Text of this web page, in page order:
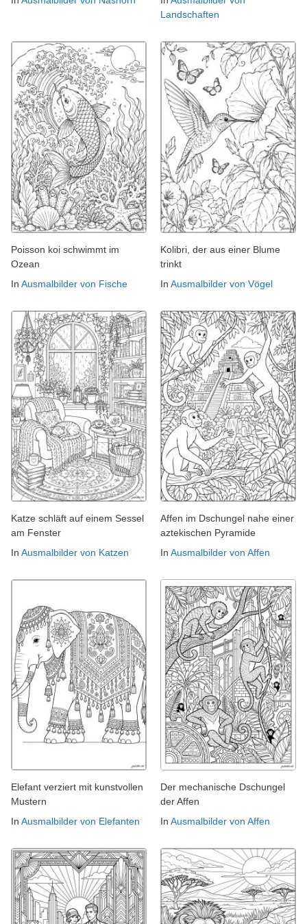
Landschaften
Poisson koi schwimmt im
Ozean
In Ausmalbilder von Fische
Kolibri, der aus einer Blume
trinkt
In Ausmalbilder von Vögel
Katze schläft auf einem Sessel
am Fenster
In Ausmalbilder von Katzen
Affen im Dschungel nahe einer
aztekischen Pyramide
In Ausmalbilder von Affen
Elefant verziert mit kunstvollen
Mustern
In Ausmalbilder von Elefanten
Der mechanische Dschungel
der Affen
In Ausmalbilder von Affen